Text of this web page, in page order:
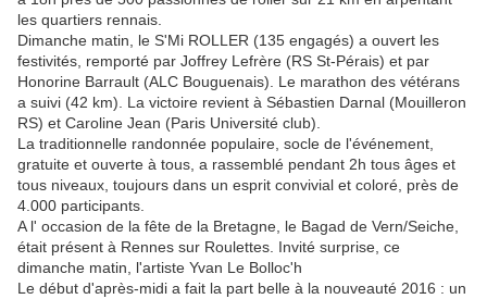
les quartiers rennais.
Dimanche matin, le S'Mi ROLLER (135 engagés) a ouvert les
festivités, remporté par Joffrey Lefrère (RS St-Pérais) et par
Honorine Barrault (ALC Bouguenais). Le marathon des vétérans
a suivi (42 km). La victoire revient à Sébastien Darnal (Mouilleron
RS) et Caroline Jean (Paris Université club).
La traditionnelle randonnée populaire, socle de l'événement,
gratuite et ouverte à tous, a rassemblé pendant 2h tous âges et
tous niveaux, toujours dans un esprit convivial et coloré, près de
4.000 participants.
A l' occasion de la fête de la Bretagne, le Bagad de Vern/Seiche,
était présent à Rennes sur Roulettes. Invité surprise, ce
dimanche matin, l'artiste Yvan Le Bolloc'h
Le début d'après-midi a fait la part belle à la nouveauté 2016 : un